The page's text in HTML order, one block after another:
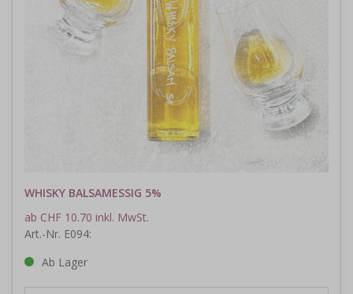
WHISKY BALSAMESSIG 5%
ab CHF 10.70 inkl. MwSt.
Art.-Nr. E094:
Ab Lager